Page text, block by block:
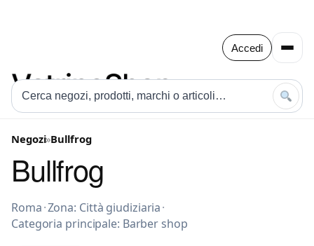
Accedi
Negozi»Bullfrog
Bullfrog
Barber shop a Roma
Roma·Zona: Città giudiziaria·
Categoria principale: Barber shop